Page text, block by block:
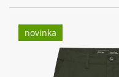
novinka